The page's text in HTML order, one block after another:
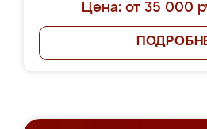
Цена: от 35 000